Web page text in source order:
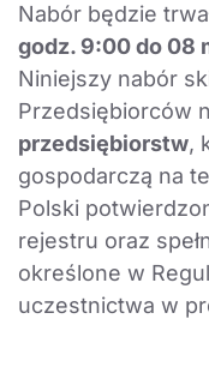
Nabór będzie
godz. 9:00 do 08
Niniejszy nabór
Przedsiębiorców
przedsiębiorstw,
gospodarczą na
Polski
rejestru oraz
określone w
uczestnictwa w